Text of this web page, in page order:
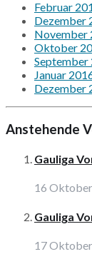
Februar
Dezember
November
Oktober
September
Januar
Dezember
Anstehende
Gauliga
16
Gauliga
17